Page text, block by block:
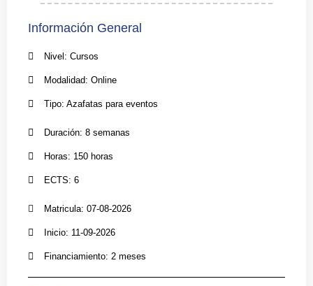
Información General
Nivel: Cursos
Modalidad: Online
Tipo: Azafatas para eventos
Duración: 8 semanas
Horas: 150 horas
ECTS: 6
Matricula: 07-08-2026
Inicio: 11-09-2026
Financiamiento: 2 meses